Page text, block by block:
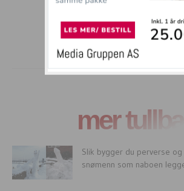
mer tullball
Slik bygger du perverse
snømenn som naboen